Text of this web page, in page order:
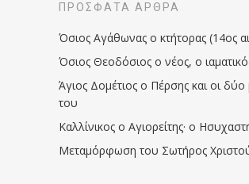
ΠΡΌΣΦΑΤΑ ΆΡΘΡΑ
Όσιος Αγάθωνας ο κτήτορας (14ος
Όσιος Θεοδόσιος ο νέος, ο
Άγιος Δομέτιος ο Πέρσης και οι δύο
του
Καλλίνικος ο Αγιορείτης · ο
Μεταμόρφωση του Σωτήρος